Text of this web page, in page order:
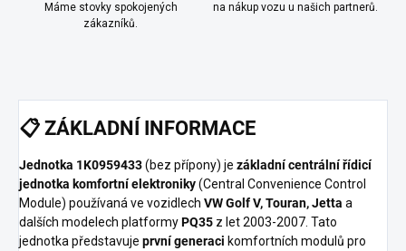
Máme stovky spokojených
zákazníků.
na nákup vozu u našich partnerů.
📋 ZÁKLADNÍ INFORMACE
Jednotka 1K0959433(bez přípony) je základní centrální řídicí
jednotka komfortní elektroniky(Central Convenience Control
Module) používaná ve vozidlech VW Golf V, Touran, Jetta a
dalších modelech platformyPQ35 z let 2003-2007. Tato
jednotka představuje první generaci komfortních modulů pro